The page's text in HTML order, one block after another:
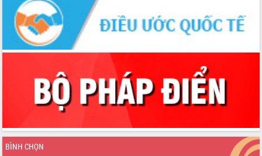
Tập huấn ứng dụng trí tuệ nhân tạo (AI)
trong thương mại điện tử năm 2026
Đoàn đại biểu Quốc hội tỉnh Đắk Lắk
trao đổi thông tin trước Kỳ họp thứ
Quyết liệt cải cách hành chính, khơi
thông nguồn lực phát triển
Nâng cao hiệu lực, hiệu quả HĐND
tỉnh thông qua hiện đại hóa hành chính
Xã Ea Phê gắn cải cách hành chính với
chuyển đổi số
Phó Chủ tịch Thường trực UBND tỉnh
BÌNH CHỌN